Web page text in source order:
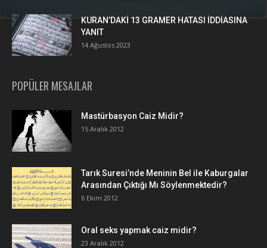
KURAN’DAKİ 13 GRAMER HATASI İDDİASINA
YANIT
14 Ağustos 2023
POPÜLER MESAJLAR
Mastürbasyon Caiz Midir?
15 Aralık 2012
Tarık Suresi’nde Meninin Bel ile Kaburgalar
Arasından Çıktığı Mı Söylenmektedir?
6 Ekim 2012
Oral seks yapmak caiz midir?
23 Aralık 2012